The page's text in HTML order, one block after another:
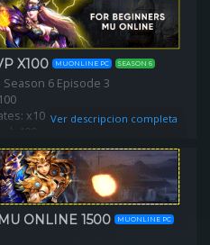
te pierdas nuestros eventos y
X100 MUONLINE PC SEASON 6
6 Episode 3
x10
400
Ver descripcion completa
ONLINE 1500
MUONLINE PC